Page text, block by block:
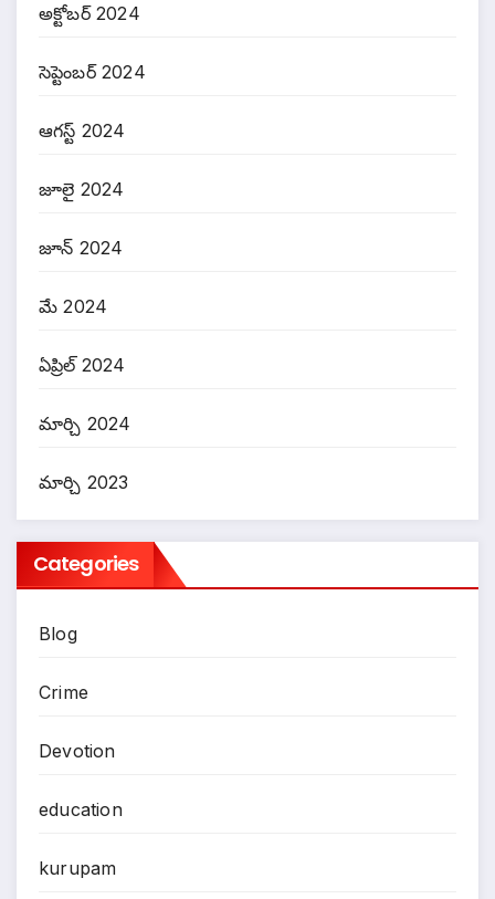
అక్టోబర్ 2024
సెప్టెంబర్ 2024
ఆగస్ట్ 2024
జూలై 2024
జూన్ 2024
మే 2024
ఏప్రిల్ 2024
మార్చి 2024
మార్చి 2023
Categories
Blog
Crime
Devotion
education
kurupam